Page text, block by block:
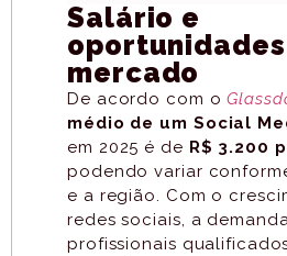
Salário e
oportunidades
mercado
De acordo com o
médio de um Social
em 2025 é de R$ 3.200
podendo variar
e a região. Com o
redes sociais, a
profissionais